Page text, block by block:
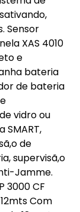
Sensor
XAS 4010
e
bateria
de bateria
vidro ou
de
supervisã,o
Jamme.
3000 CF
Com